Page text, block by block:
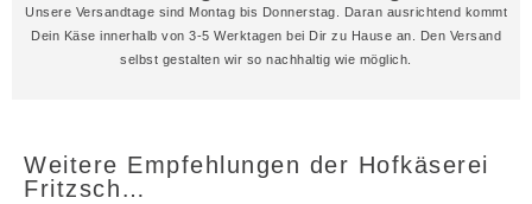
Unsere Versandtage sind Montag bis Donnerstag. Daran ausrichtend kommt
Dein Käse innerhalb von 3-5 Werktagen bei Dir zu Hause an. Den Versand
selbst gestalten wir so nachhaltig wie möglich.
Weitere Empfehlungen der Hofkäserei
Fritzsch…